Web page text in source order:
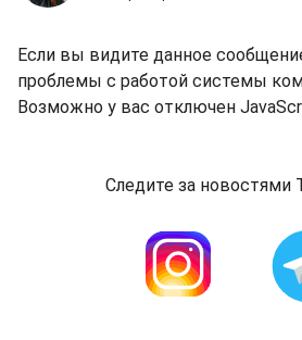
Если вы видите данное
проблемы с работой системы
Возможно у вас отключен
Следите за новостями